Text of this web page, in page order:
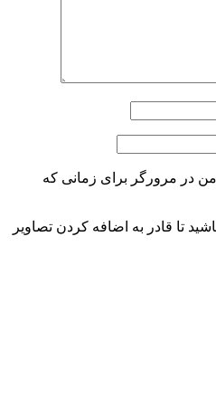
من در مرورگر برای زمانی که
تا قادر به اضافه کردن تصاویر